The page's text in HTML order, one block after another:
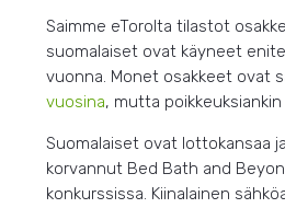
Saimme eTorolta tilastot
suomalaiset ovat käyneet
vuonna. Monet osakkeet ovat
vuosina, mutta
Suomalaiset ovat lottokansaa
korvannut Bed Bath and
konkurssissa. Kiinalainen